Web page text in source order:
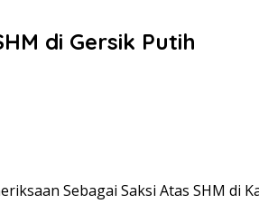
di Gersik Putih
Sebagai Saksi Atas SHM di